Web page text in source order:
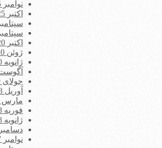
نوامبر 2025
اکتبر 2025
سپتامبر
سپتامبر
اکتبر 2020
ژوئن 2020
ژانویه 2020
آگوست
جولای 2019
آوریل 2018
مارس 2018
فوریه 2018
ژانویه 2018
دسامبر 2017
نوامبر 2017